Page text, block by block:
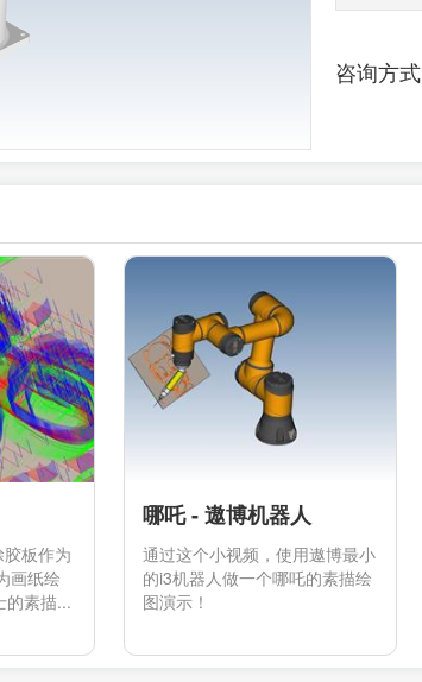
咨询方式
板作为
画纸绘
的素描...
哪吒 - 遨博机器人
通过这个小视频，使用遨博最小
的i3机器人做一个哪吒的素描绘
图演示！